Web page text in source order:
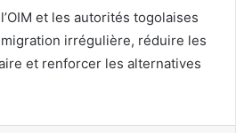
et les autorités togolaises
irrégulière, réduire les
et renforcer les alternatives